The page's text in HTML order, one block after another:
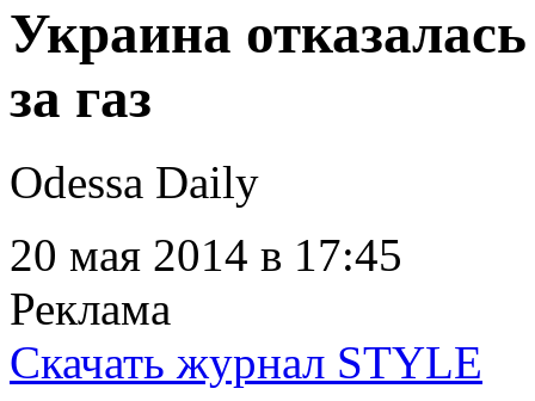
Украина
за газ
Odessa Daily
20 мая 2014 в 17:45
Реклама
Скачать журнал STYLE